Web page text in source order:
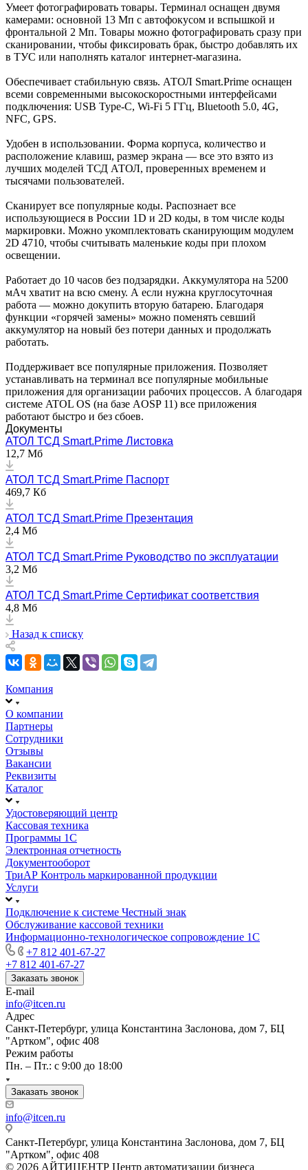
Умеет фотографировать товары. Терминал оснащен двумя
камерами: основной 13 Мп с автофокусом и вспышкой и
фронтальной 2 Мп. Товары можно фотографировать сразу при
сканировании, чтобы фиксировать брак, быстро добавлять их
в ТУС или наполнять каталог интернет-магазина.
Обеспечивает стабильную связь. АТОЛ Smart.Prime оснащен
всеми современными высокоскоростными интерфейсами
подключения: USB Type-C, Wi-Fi 5 ГГц, Bluetooth 5.0, 4G,
NFC, GPS.
Удобен в использовании. Форма корпуса, количество и
расположение клавиш, размер экрана — все это взято из
лучших моделей ТСД АТОЛ, проверенных временем и
тысячами пользователей.
Сканирует все популярные коды. Распознает все
использующиеся в России 1D и 2D коды, в том числе коды
маркировки. Можно укомплектовать сканирующим модулем
2D 4710, чтобы считывать маленькие коды при плохом
освещении.
Работает до 10 часов без подзарядки. Аккумулятора на 5200
мАч хватит на всю смену. А если нужна круглосуточная
работа — можно докупить вторую батарею. Благодаря
функции «горячей замены» можно поменять севший
аккумулятор на новый без потери данных и продолжать
работать.
Поддерживает все популярные приложения. Позволяет
устанавливать на терминал все популярные мобильные
приложения для организации рабочих процессов. А благодаря
системе ATOL OS (на базе AOSP 11) все приложения
работают быстро и без сбоев.
Документы
АТОЛ ТСД Smart.Prime Листовка
12,7 Мб
АТОЛ ТСД Smart.Prime Паспорт
469,7 Кб
АТОЛ ТСД Smart.Prime Презентация
2,4 Мб
АТОЛ ТСД Smart.Prime Руководство по эксплуатации
3,2 Мб
АТОЛ ТСД Smart.Prime Сертификат соответствия
4,8 Мб
Назад к списку
Компания
О компании
Партнеры
Сотрудники
Отзывы
Вакансии
Реквизиты
Каталог
Удостоверяющий центр
Кассовая техника
Программы 1С
Электронная отчетность
Документооборот
ТриАР Контроль маркированной продукции
Услуги
Подключение к системе Честный знак
Обслуживание кассовой техники
Информационно-технологическое сопровождение 1C
+7 812 401-67-27
+7 812 401-67-27
Заказать звонок
E-mail
info@itcen.ru
Адрес
Санкт-Петербург, улица Константина Заслонова, дом 7, БЦ
"Артком", офис 408
Режим работы
Пн. – Пт.: с 9:00 до 18:00
Заказать звонок
info@itcen.ru
Санкт-Петербург, улица Константина Заслонова, дом 7, БЦ
"Артком", офис 408
© 2026 АЙТИЦЕНТР Центр автоматизации бизнеса